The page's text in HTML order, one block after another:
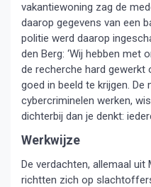
vakantiewoning zag de
daarop gegevens van een
politie werd daarop
den Berg: ‘Wij hebben met
de recherche hard gewerkt
goed in beeld te krijgen. De
cybercriminelen werken,
dichterbij dan je denkt:
Werkwijze
De verdachten, allemaal uit
richtten zich op